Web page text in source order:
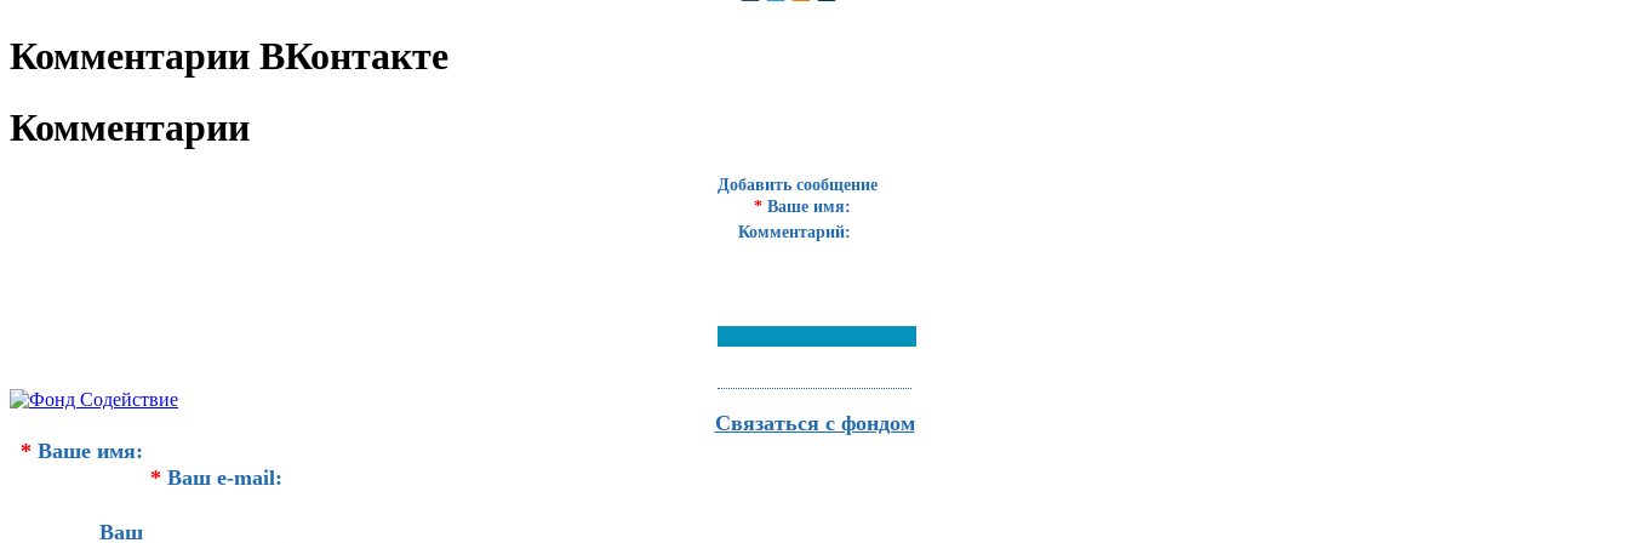
Комментарии ВКонтакте
Комментарии
Добавить сообщение
* Ваше имя:
Комментарий:
Связаться с фондом
* Ваше имя:
* Ваш e-mail:
Ваш